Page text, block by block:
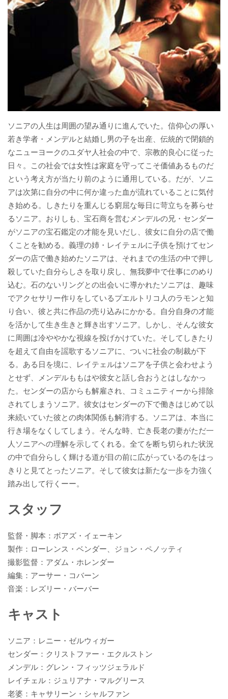
ソニアの人生は周囲の望み通りに進んでいた。信仰心の厚い
若き学者・メンデルと結婚し男の子を出産、伝統的で閉鎖的
なニューヨークのユダヤ人社会の中で、宗教的良心に従った
日々。この社会では女性は家庭を守ってこそ価値あるものだ
という考え方が当たり前のように通用している。だが、ソニ
アは次第に自分の中に何か違った血が流れていることに気付
き始める。しきたりを重んじる窮屈な毎日に苛立ちを募らせ
るソニア。おりしも、宝石商を営むメンデルの兄・センダー
がソニアの宝石鑑定の才能を見いだし、彼女に自分の店で働
くことを勧める。義理の姉・レイテェルに子供を預けてセン
ダーの店で働き始めたソニアは、それまでの生活の中で押し
殺していた自分らしさを取り戻し、無我夢中で仕事にのめり
込む。石のないリングとの出会いに導かれたソニアは、趣味
でアクセサリー作りをしているプエルトリコ人のラモンと知
り合い、彼と共に作品の売り込みにかかる。自分自身の才能
を活かして生き生きと輝き出すソニア。しかし、そんな彼女
に周囲は冷ややかな視線を投げかけていた。そしてしきたり
を超えて自由を謡歌するソニアに、ついに社会の制裁が下
る。ある日を境に、レイテェルはソニアを子供と会わせよう
とせず、メンデルももはや彼女と話し合おうとはしなかっ
た。センダーの店からも解雇され、コミュニティーから排除
されてしまうソニア。彼女はセンダーの下で働きはじめて以
来続いていた彼との肉体関係も解消する。ソニアは、本当に
行き場をなくしてしまう。そんな時、亡き長老の妻がただ一
人ソニアヘの理解を示してくれる。全てを断ち切られた状況
の中で自分らしく輝ける道が目の前に広がっているのをはっ
きりと見てとったソニア。そして彼女は新たな一歩を力強く
踏み出して行くーー。
スタッフ
監督・脚本：ボアズ・イェーキン
製作：ローレンス・ベンダー、ジョン・ペノッティ
撮影監督：アダム・ホレンダー
編集：アーサー・コバーン
音楽：レズリー・バーバー
キャスト
ソニア：レニー・ゼルウィガー
センダー：クリストファー・エクルストン
メンデル：グレン・フィッツジェラルド
レイチェル：ジュリアナ・マルグリース
老婆：キャサリーン・シャルファン